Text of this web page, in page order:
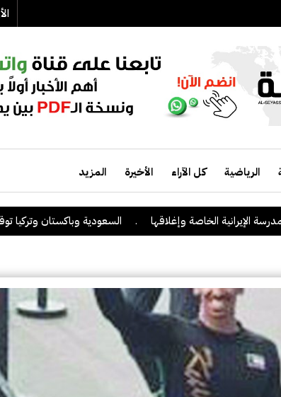
الرياضية كل الآراء الأخيرة المزيد
الخاصة وإغلاقها . السعودية وباكستان وتركيا توقع على